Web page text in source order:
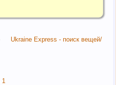
Ukraine Express - поиск вещей/